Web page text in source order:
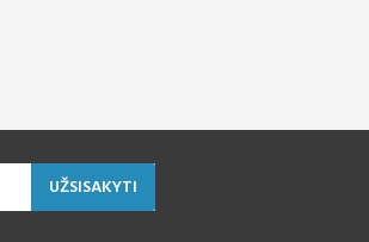
UŽSISAKYTI